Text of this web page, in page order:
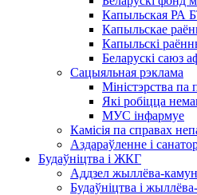
Капыльская РА
Капыльскае
Капыльскі
Беларускі саюз
Сацыяльная рэклама
Міністэрства па
Які робіцца
МУС інфармуе
Камісія па справах
Аздараўленне і
Будаўніцтва і ЖКГ
Аддзел жыллёва-
Будаўніцтва і